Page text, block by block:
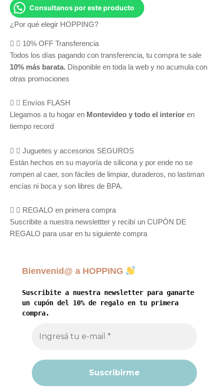
Consultanos por este producto
¿Por qué elegir HOPPING?
10% OFF Transferencia
Todos los días pagando con transferencia, tu compra te sale
10% más barata. Disponible en toda la web y no acumula con
otras promociones
Envíos FLASH
Llegamos a tu hogar en Montevideo y todo el interior en
tiempo record
Juguetes y accesorios SEGUROS
Están hechos en su mayoría de silicona y por ende no se
rompen al caer, son fáciles de limpiar, duraderos, no lastiman
encías ni boca y son libres de BPA.
REGALO en primera compra
Suscribite a nuestra newslettter y recibí un CUPÓN DE
REGALO para usar en tu siguiente compra
Bienvenid@ a HOPPING
Suscribite a nuestra newsletter para ganarte
un cupón del 10% de regalo en tu primera
compra.